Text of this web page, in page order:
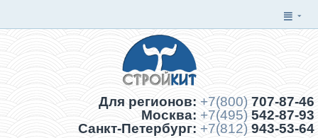
Для регионов: +7(800) 707-87-46
Москва: +7(495) 542-87-93
Санкт-Петербург: +7(812) 943-53-64